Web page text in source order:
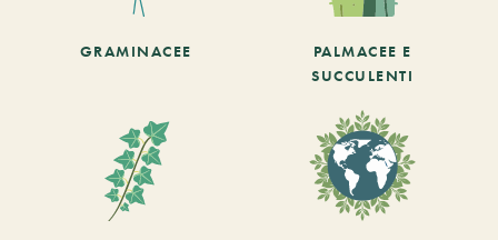
GRAMINACEE
PALMACEE E
SUCCULENTI